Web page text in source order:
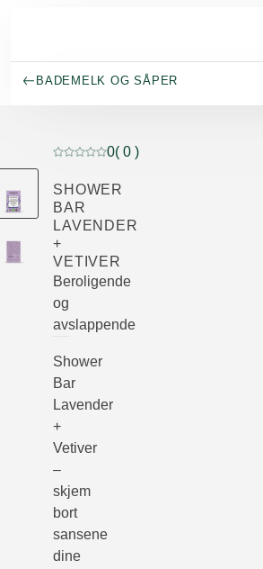
BADEMELK OG SÅPER
Current rating: 0 out of 5 stars
0( 0 )
SHOWER
BAR
LAVENDER
+
VETIVER
Beroligende
og
avslappende
Shower
Bar
Lavender
+
Vetiver
–
skjem
bort
sansene
dine